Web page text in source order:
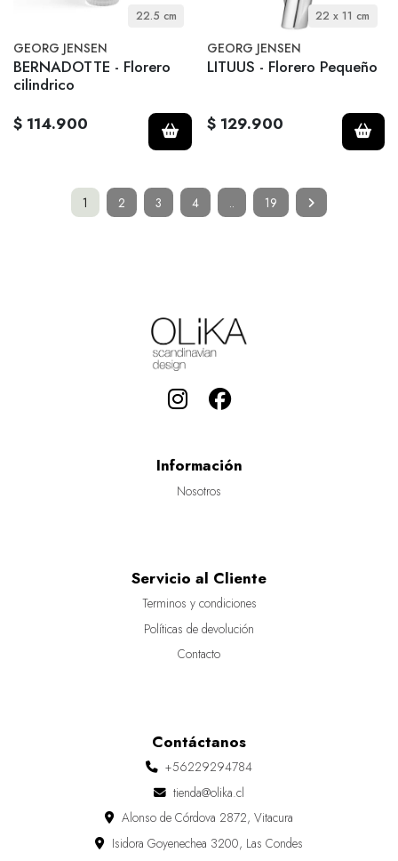
22.5 cm
GEORG JENSEN
BERNADOTTE - Florero
cilindrico
$ 114.900
22 x 11 cm
GEORG JENSEN
LITUUS - Florero Pequeño
$ 129.900
1 2 3 4 .. 19
Información
Nosotros
Servicio al Cliente
Terminos y condiciones
Políticas de devolución
Contacto
Contáctanos
+56229294784
tienda@olika.cl
Alonso de Córdova 2872, Vitacura
Isidora Goyenechea 3200, Las Condes